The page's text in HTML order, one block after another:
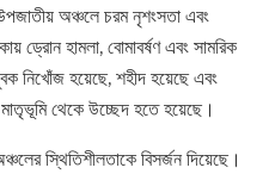
অঞ্চলে চরম নৃশংসতা এবং
ড্রোন হামলা, বোমাবর্ষণ এবং সামরিক
নিখোঁজ হয়েছে, শহীদ হয়েছে এবং
থেকে উচ্ছেদ হতে হয়েছে।
স্থিতিশীলতাকে বিসর্জন দিয়েছে।